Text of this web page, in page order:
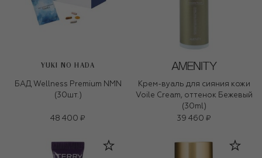
YUKI NO HADA
БАД Wellness Premium NMN
(30шт.)
48 400 ₽
Крем-вуаль для сияния кожи
Voile Cream, оттенок Бежевый
(30ml)
39 460 ₽